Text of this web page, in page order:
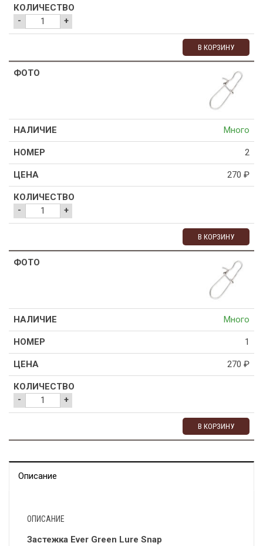
- +
В КОРЗИНУ
Много
2
270 ₽
- +
В КОРЗИНУ
Много
1
270 ₽
- +
В КОРЗИНУ
Описание
ОПИСАНИЕ
Застежка Ever Green Lure Snap